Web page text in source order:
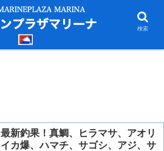
最新釣果！真鯛、ヒラマサ、アオリ
イカ爆、ハマチ、サゴシ、アジ、サ
検索